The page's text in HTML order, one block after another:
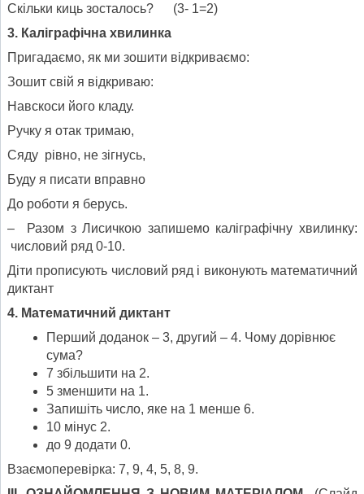
Скільки киць зосталось? (3- 1=2)
3. Каліграфічна хвилинка
Пригадаємо, як ми зошити відкриваємо:
Зошит свій я відкриваю:
Навскоси його кладу.
Ручку я отак тримаю,
Сяду рівно, не зігнусь,
Буду я писати вправно
До роботи я берусь.
– Разом з Лисичкою запишемо каліграфічну хвилинку:
числовий ряд 0-10.
Діти прописують числовий ряд і виконують математичний
диктант
4. Математичний диктант
Перший доданок – 3, другий – 4. Чому дорівнює
сума?
7 збільшити на 2.
5 зменшити на 1.
Запишіть число, яке на 1 менше 6.
10 мінус 2.
до 9 додати 0.
Взаємоперевірка: 7, 9, 4, 5, 8, 9.